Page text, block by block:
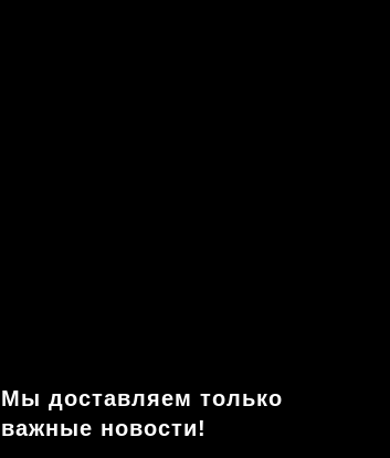
Мы доставляем только
важные новости!